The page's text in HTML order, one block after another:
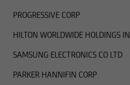
PROGRESSIVE CORP
HILTON WORLDWIDE HOLDINGS IN
SAMSUNG ELECTRONICS CO LTD
PARKER HANNIFIN CORP